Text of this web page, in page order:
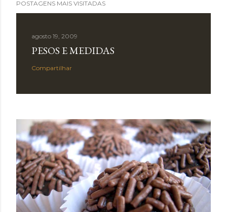
POSTAGENS MAIS VISITADAS
agosto 19, 2009
PESOS E MEDIDAS
Compartilhar